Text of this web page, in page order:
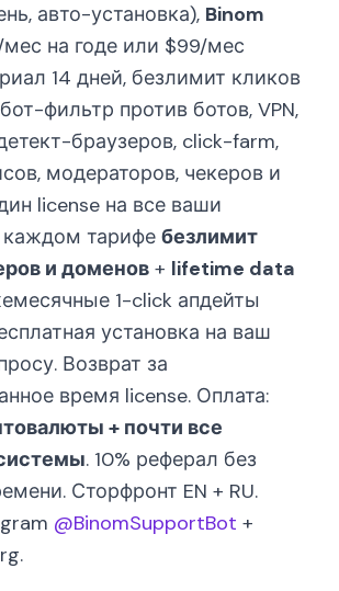
авто-установка), Binom
на годе или $99/мес
14 дней, безлимит кликов
фильтр против ботов, VPN,
браузеров, click-farm,
модераторов, чекеров и
license на все ваши
тарифе безлимит
и доменов + lifetime data
1-click апдейты
установка на ваш
Возврат за
время license. Оплата:
+ почти все
. 10% реферал без
Сторфронт EN + RU.
@BinomSupportBot +